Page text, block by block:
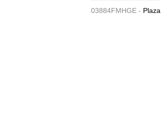
03884FMHGE -